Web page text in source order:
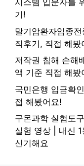
시스템 입문자를
기!
말기암환자임종
직후기, 직접 해봤
저작권 침해 손해
액 기준 직접 해봤
국민은행 입금확
접 해봤어요!
구몬과학 실험도
실험 영상 | 내신
신기해요